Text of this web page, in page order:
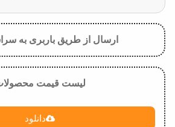
ارسال از طریق باربری به
لیست قیمت
دانلود